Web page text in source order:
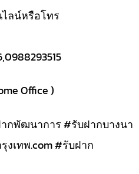
ลน์หรือโทร
Office )
กพัฒนาการ #รับฝากบางนา
เทพ.com #รับฝาก